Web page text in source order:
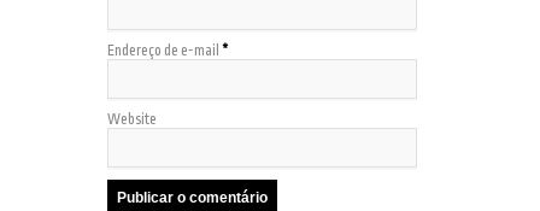
Endereço de e-mail *
Website